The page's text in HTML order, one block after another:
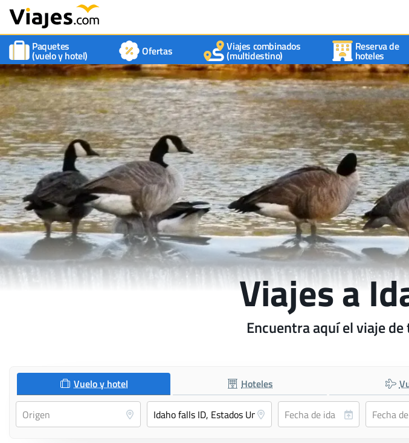
Paquetes
(vuelo y hotel) Ofertas Viajes combinados
(multidestino)
Reserva de
hoteles
Viajes a
Encuentra aquí el viaje
Vuelo y hotel Hoteles